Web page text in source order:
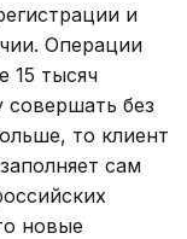
и
Операции
15 тысяч
без
то клиент
сам
новые